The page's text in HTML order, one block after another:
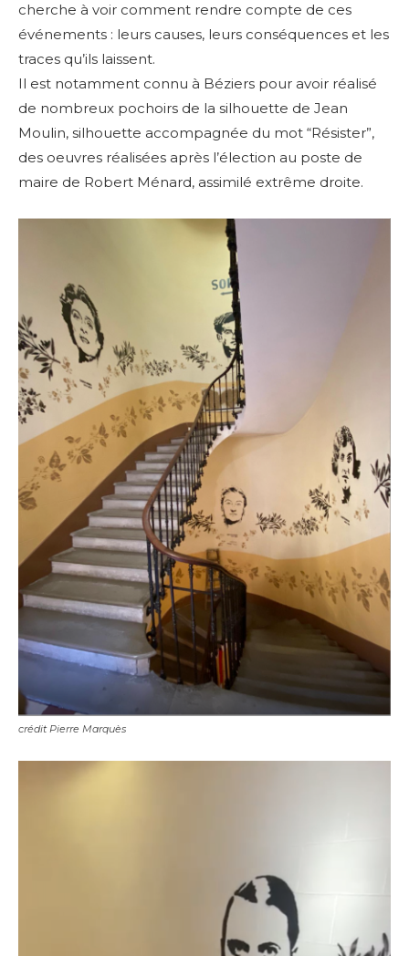
cherche à voir comment rendre compte de ces
événements : leurs causes, leurs conséquences et les
traces qu’ils laissent.
Il est notamment connu à Béziers pour avoir réalisé
de nombreux pochoirs de la silhouette de Jean
Moulin, silhouette accompagnée du mot “Résister”,
des oeuvres réalisées après l’élection au poste de
maire de Robert Ménard, assimilé extrême droite.
crédit Pierre Marquès